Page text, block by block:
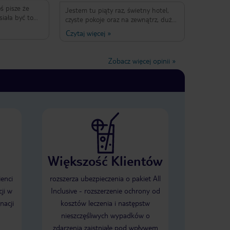
pisze że
być to
w pokoju
Jestem tu piąty raz, świetny hotel,
czyste pokoje oraz na zewnątrz, dużo
zieleni i miejsc do relaksu, obsługa
przemiła, zawsze pomocna i
i zróżnicowane, każdy znajdzie coś
pysznego dla siebie.Dla mnie same
Czytaj więcej »
Zobacz więcej opinii »
w
Większość Klientów
rozszerza ubezpieczenia o pakiet All
Inclusive - rozszerzenie ochrony od
kosztów leczenia i następstw
nieszczęśliwych wypadków o
zdarzenia zaistniałe pod wpływem